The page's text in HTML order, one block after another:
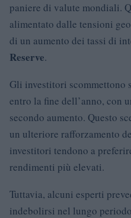
paniere di valute mondiali.
alimentato dalle tensioni
di un aumento dei tassi di
Reserve.
Gli investitori scommettono
entro la fine dell’anno, con
secondo aumento. Questo
un ulteriore rafforzamento
investitori tendono a
rendimenti più elevati.
Tuttavia, alcuni esperti
indebolirsi nel lungo